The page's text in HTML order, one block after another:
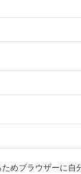
めブラウザーに自